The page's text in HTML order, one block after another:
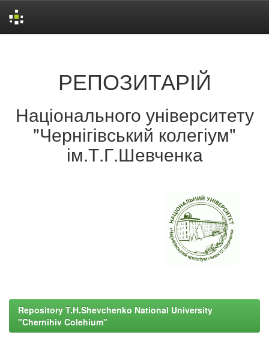
РЕПОЗИТАРІЙ
Національного університету
"Чернігівський колегіум"
ім.Т.Г.Шевченка
Repository T.H.Shevchenko National University
"Chernihiv Colehium"